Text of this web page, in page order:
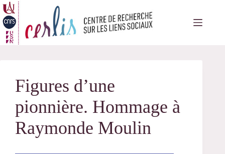
Passer
au
contenu
Figures d’une
pionnière. Hommage à
Raymonde Moulin